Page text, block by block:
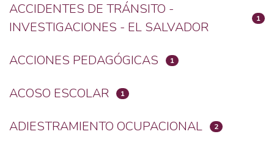
ACCIDENTES DE TRÁNSITO -
INVESTIGACIONES - EL SALVADOR
1
ACCIONES PEDAGÓGICAS 1
ACOSO ESCOLAR 1
ADIESTRAMIENTO OCUPACIONAL 2